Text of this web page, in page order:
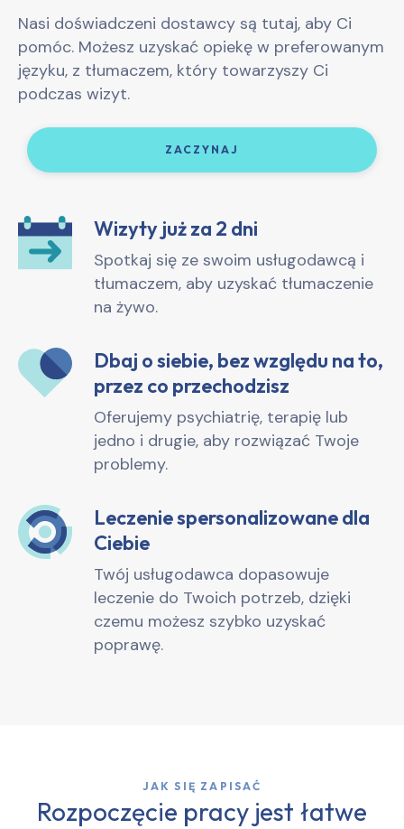
Nasi doświadczeni dostawcy są tutaj, aby Ci
pomóc. Możesz uzyskać opiekę w preferowanym
języku, z tłumaczem, który towarzyszy Ci
podczas wizyt.
ZACZYNAJ
Wizyty już za 2 dni
Spotkaj się ze swoim usługodawcą i
tłumaczem, aby uzyskać tłumaczenie
na żywo.
Dbaj o siebie, bez względu na to,
przez co przechodzisz
Oferujemy psychiatrię, terapię lub
jedno i drugie, aby rozwiązać Twoje
problemy.
Leczenie spersonalizowane dla
Ciebie
Twój usługodawca dopasowuje
leczenie do Twoich potrzeb, dzięki
czemu możesz szybko uzyskać
poprawę.
JAK SIĘ ZAPISAĆ
Rozpoczęcie pracy jest łatwe